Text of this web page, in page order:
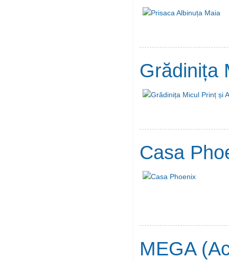
Grădinița
Casa
MEGA